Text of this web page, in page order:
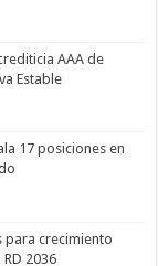
AAA de
Estable
17 posiciones en
para crecimiento
2036